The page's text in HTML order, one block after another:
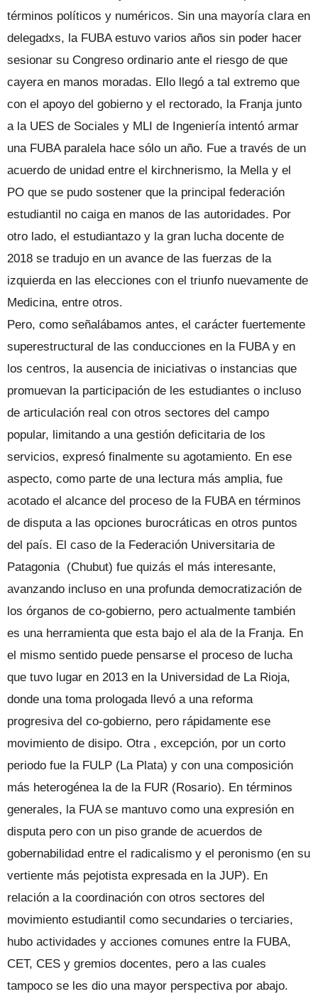
términos políticos y numéricos. Sin una mayoría clara en
delegadxs, la FUBA estuvo varios años sin poder hacer
sesionar su Congreso ordinario ante el riesgo de que
cayera en manos moradas. Ello llegó a tal extremo que
con el apoyo del gobierno y el rectorado, la Franja junto
a la UES de Sociales y MLI de Ingeniería intentó armar
una FUBA paralela hace sólo un año. Fue a través de un
acuerdo de unidad entre el kirchnerismo, la Mella y el
PO que se pudo sostener que la principal federación
estudiantil no caiga en manos de las autoridades. Por
otro lado, el estudiantazo y la gran lucha docente de
2018 se tradujo en un avance de las fuerzas de la
izquierda en las elecciones con el triunfo nuevamente de
Medicina, entre otros.
Pero, como señalábamos antes, el carácter fuertemente
superestructural de las conducciones en la FUBA y en
los centros, la ausencia de iniciativas o instancias que
promuevan la participación de les estudiantes o incluso
de articulación real con otros sectores del campo
popular, limitando a una gestión deficitaria de los
servicios, expresó finalmente su agotamiento. En ese
aspecto, como parte de una lectura más amplia, fue
acotado el alcance del proceso de la FUBA en términos
de disputa a las opciones burocráticas en otros puntos
del país. El caso de la Federación Universitaria de
Patagonia (Chubut) fue quizás el más interesante,
avanzando incluso en una profunda democratización de
los órganos de co-gobierno, pero actualmente también
es una herramienta que esta bajo el ala de la Franja. En
el mismo sentido puede pensarse el proceso de lucha
que tuvo lugar en 2013 en la Universidad de La Rioja,
donde una toma prologada llevó a una reforma
progresiva del co-gobierno, pero rápidamente ese
movimiento de disipo. Otra , excepción, por un corto
periodo fue la FULP (La Plata) y con una composición
más heterogénea la de la FUR (Rosario). En términos
generales, la FUA se mantuvo como una expresión en
disputa pero con un piso grande de acuerdos de
gobernabilidad entre el radicalismo y el peronismo (en su
vertiente más pejotista expresada en la JUP). En
relación a la coordinación con otros sectores del
movimiento estudiantil como secundaries o terciaries,
hubo actividades y acciones comunes entre la FUBA,
CET, CES y gremios docentes, pero a las cuales
tampoco se les dio una mayor perspectiva por abajo.